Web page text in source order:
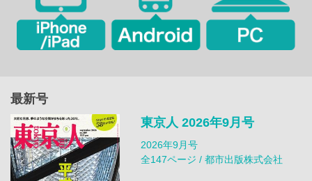
最新号
東京人 2026年9月号
2026年9月号
全147ページ / 都市出版株式会社